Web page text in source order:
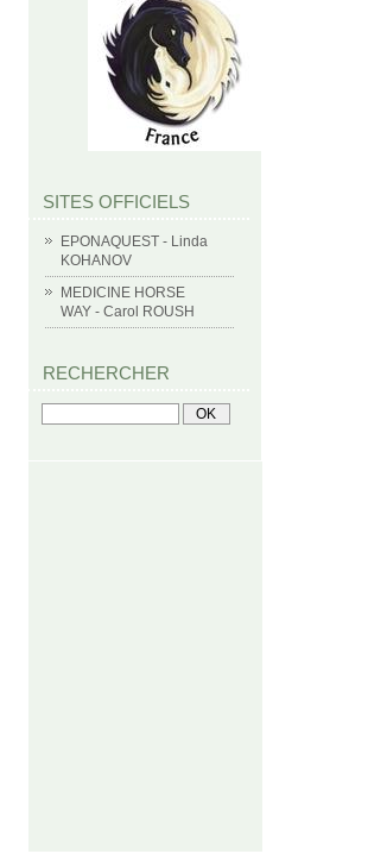
SITES OFFICIELS
EPONAQUEST - Linda
KOHANOV
MEDICINE HORSE
WAY - Carol ROUSH
RECHERCHER